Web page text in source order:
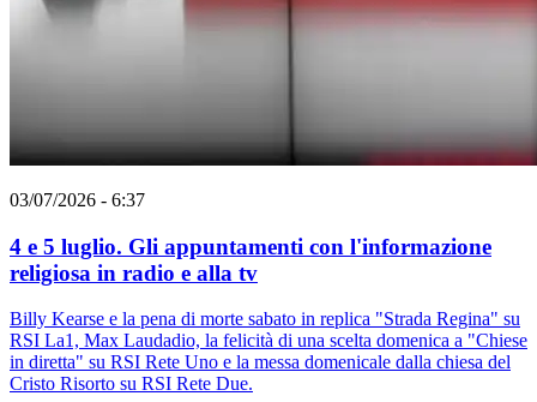
03/07/2026 - 6:37
4 e 5 luglio. Gli appuntamenti con l'informazione
religiosa in radio e alla tv
Billy Kearse e la pena di morte sabato in replica "Strada Regina" su
RSI La1, Max Laudadio, la felicità di una scelta domenica a "Chiese
in diretta" su RSI Rete Uno e la messa domenicale dalla chiesa del
Cristo Risorto su RSI Rete Due.